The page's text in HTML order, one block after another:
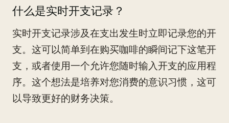
什么是实时开支记录？
实时开支记录涉及在支出发生时立即记录您的开
支。这可以简单到在购买咖啡的瞬间记下这笔开
支，或者使用一个允许您随时输入开支的应用程
序。这个想法是培养对您消费的意识习惯，这可
以导致更好的财务决策。